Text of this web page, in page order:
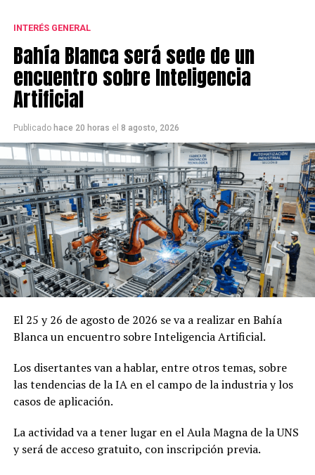
INTERÉS GENERAL
Bahía Blanca será sede de un
encuentro sobre Inteligencia
Artificial
Publicado hace 20 horas el 8 agosto, 2026
El 25 y 26 de agosto de 2026 se va a realizar en Bahía
Blanca un encuentro sobre Inteligencia Artificial.
Los disertantes van a hablar, entre otros temas, sobre
las tendencias de la IA en el campo de la industria y los
casos de aplicación.
La actividad va a tener lugar en el Aula Magna de la UNS
y será de acceso gratuito, con inscripción previa.